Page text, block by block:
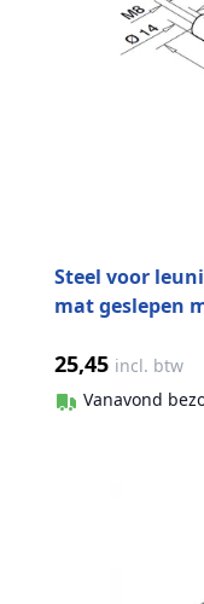
Steel voor
mat geslepen
25,45 incl. btw
Vanavond